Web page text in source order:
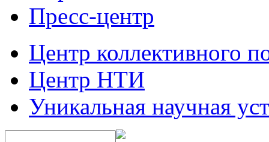
Пресс-центр
Центр коллективного
Центр НТИ
Уникальная научная